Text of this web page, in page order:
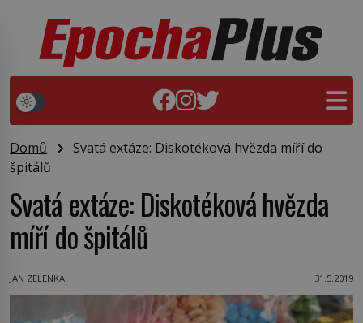
Domů
Svatá extáze: Diskotéková hvězda míří do
špitálů
Svatá extáze: Diskotéková hvězda
míří do špitálů
JAN ZELENKA 31.5.2019